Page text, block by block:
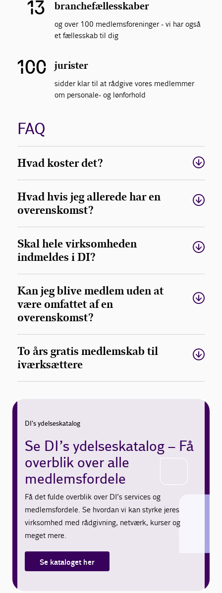
13 branchefællesskaber
og over 100 medlemsforeninger - vi har også
et fællesskab til dig
100 jurister
sidder klar til at rådgive vores medlemmer
om personale- og lønforhold
FAQ
Hvad koster det?
Hvad hvis jeg allerede har en
overenskomst?
Skal hele virksomheden
indmeldes i DI?
Kan jeg blive medlem uden at
være omfattet af en
overenskomst?
To års gratis medlemskab til
iværksættere
DI's ydelseskatalog
Se DI’s ydelseskatalog – Få
overblik over alle
medlemsfordele
Få det fulde overblik over DI’s services og
medlemsfordele. Se hvordan vi kan styrke jeres
virksomhed med rådgivning, netværk, kurser og
meget mere.
Se kataloget her